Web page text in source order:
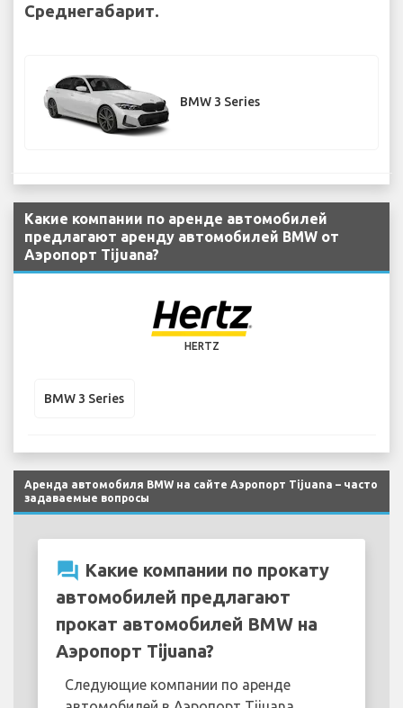
Среднегабарит.
BMW 3 Series
Какие компании по аренде автомобилей
предлагают аренду автомобилей BMW от
Аэропорт Tijuana?
HERTZ
BMW 3 Series
Аренда автомобиля BMW на сайте Аэропорт Tijuana – часто
задаваемые вопросы
question_answer Какие компании по прокату
автомобилей предлагают
прокат автомобилей BMW на
Аэропорт Tijuana?
Следующие компании по аренде